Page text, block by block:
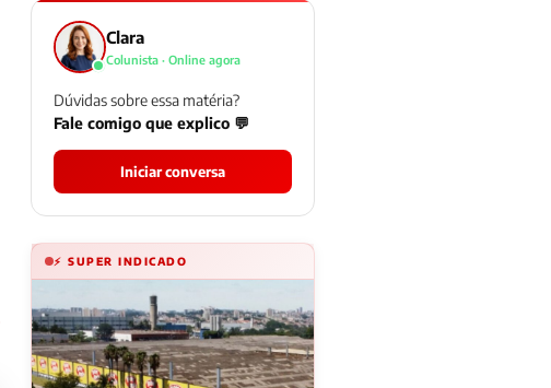
Clara
Colunista · Online agora
Dúvidas sobre essa matéria?
Fale comigo que explico 💬
Iniciar conversa
⚡ SUPER INDICADO